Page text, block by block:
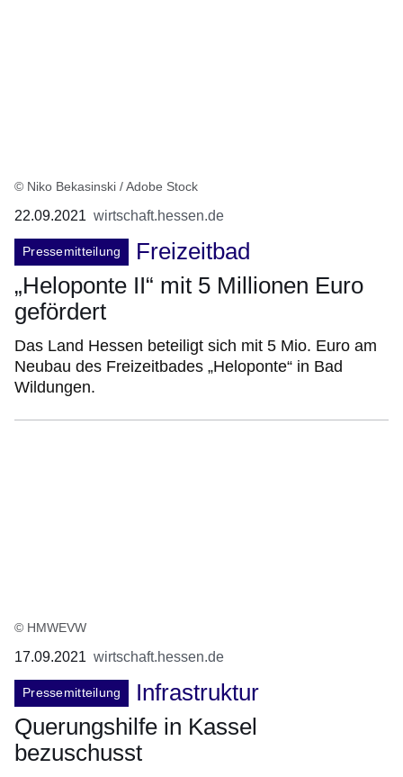
© Niko Bekasinski / Adobe Stock
22.09.2021 wirtschaft.hessen.de
Pressemitteilung
Freizeitbad
„Heloponte II“ mit 5 Millionen Euro
gefördert
Das Land Hessen beteiligt sich mit 5 Mio. Euro am
Neubau des Freizeitbades „Heloponte“ in Bad
Wildungen.
© HMWEVW
17.09.2021 wirtschaft.hessen.de
Pressemitteilung
Infrastruktur
Querungshilfe in Kassel
bezuschusst